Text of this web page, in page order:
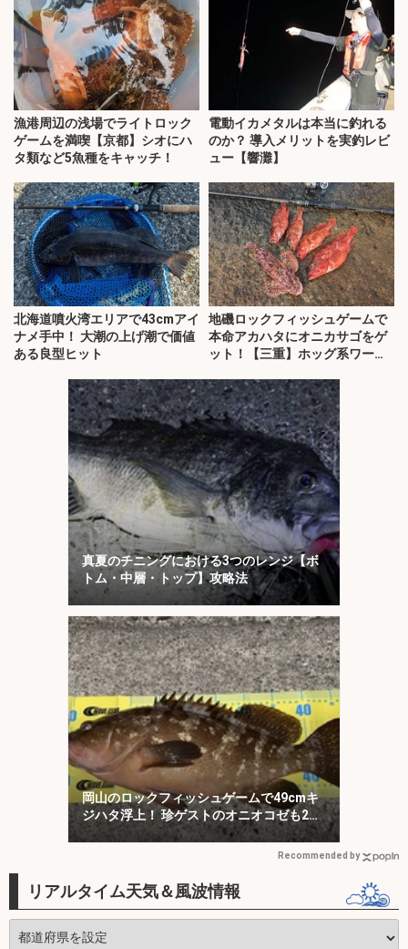
漁港周辺の浅場でライトロック
ゲームを満喫【京都】シオにハ
タ類など5魚種をキャッチ！
電動イカメタルは本当に釣れる
のか？ 導入メリットを実釣レビ
ュー【響灘】
北海道噴火湾エリアで43cmアイ
ナメ手中！ 大潮の上げ潮で価値
ある良型ヒット
地磯ロックフィッシュゲームで
本命アカハタにオニカサゴをゲ
ット！【三重】ホッグ系ワーム
真夏のチニングにおける3つのレンジ【ボ
トム・中層・トップ】攻略法
岡山のロックフィッシュゲームで49cmキ
ジハタ浮上！ 珍ゲストのオニオコゼも2連
発
Recommended by
リアルタイム天気＆風波情報